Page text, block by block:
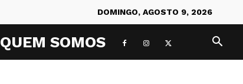
DOMINGO, AGOSTO 9, 2026
QUEM SOMOS